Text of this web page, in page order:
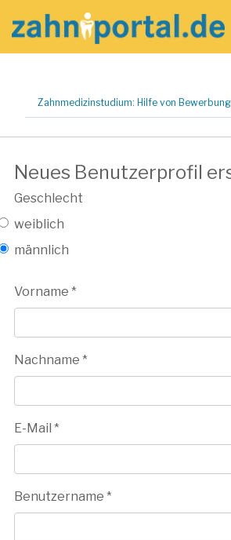
Inhalt
springen
Zahnmedizinstudium: Hilfe von
Neues Benutzerprofil
Geschlecht
weiblich
männlich
Vorname *
Nachname *
E-Mail *
Benutzername *